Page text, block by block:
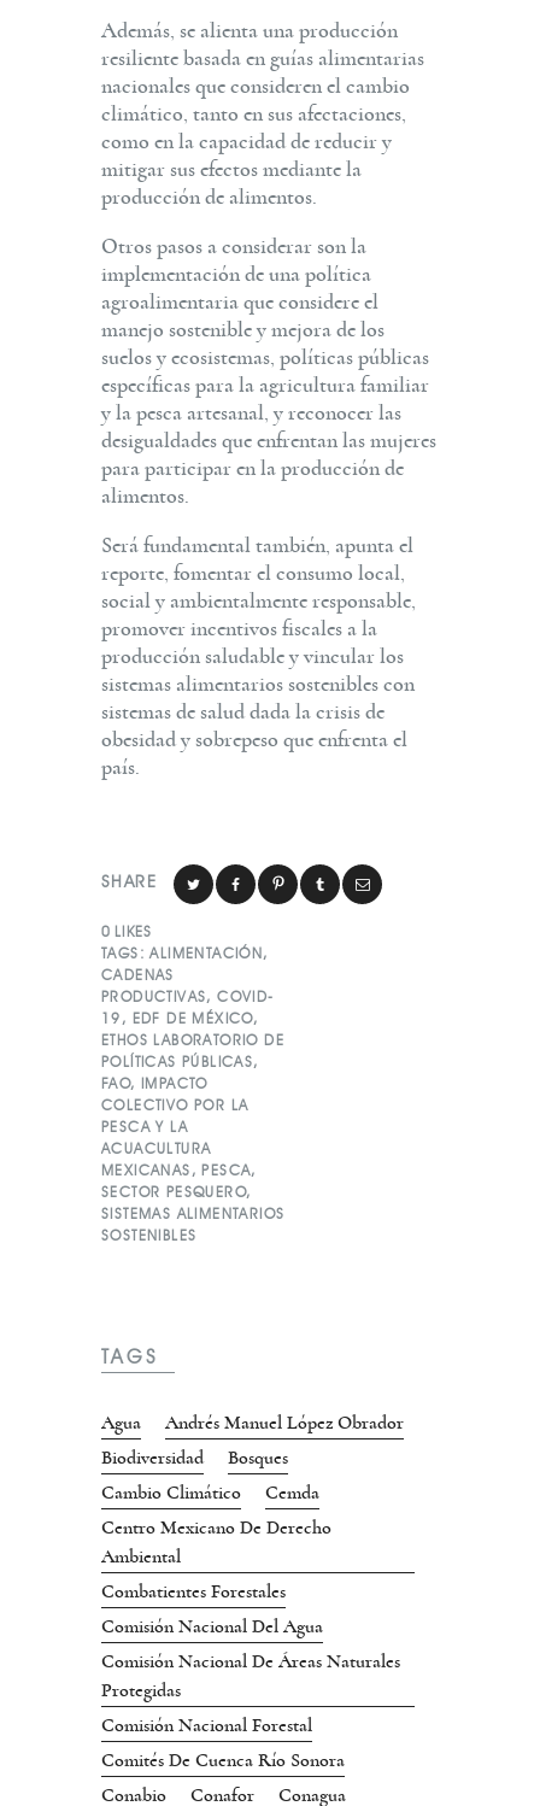
Además, se alienta una producción
resiliente basada en guías alimentarias
nacionales que consideren el cambio
climático, tanto en sus afectaciones,
como en la capacidad de reducir y
mitigar sus efectos mediante la
producción de alimentos.
Otros pasos a considerar son la
implementación de una política
agroalimentaria que considere el
manejo sostenible y mejora de los
suelos y ecosistemas, políticas públicas
específicas para la agricultura familiar
y la pesca artesanal, y reconocer las
desigualdades que enfrentan las mujeres
para participar en la producción de
alimentos.
Será fundamental también, apunta el
reporte, fomentar el consumo local,
social y ambientalmente responsable,
promover incentivos fiscales a la
producción saludable y vincular los
sistemas alimentarios sostenibles con
sistemas de salud dada la crisis de
obesidad y sobrepeso que enfrenta el
país.
SHARE
0 LIKES
TAGS: ALIMENTACIÓN,
CADENAS
PRODUCTIVAS,COVID-
19 , EDF DE MÉXICO,
ETHOS LABORATORIO DE
POLÍTICAS PÚBLICAS,
FAO, IMPACTO
COLECTIVO POR LA
PESCA Y LA
ACUACULTURA
MEXICANAS , PESCA,
SECTOR PESQUERO,
SISTEMAS ALIMENTARIOS
SOSTENIBLES
TAGS
Agua
Andrés Manuel López Obrador
Biodiversidad
Bosques
Cambio Climático
Cemda
Centro Mexicano De Derecho
Ambiental
Combatientes Forestales
Comisión Nacional Del Agua
Comisión Nacional De Áreas Naturales
Protegidas
Comisión Nacional Forestal
Comités De Cuenca Río Sonora
Conabio
Conafor
Conagua